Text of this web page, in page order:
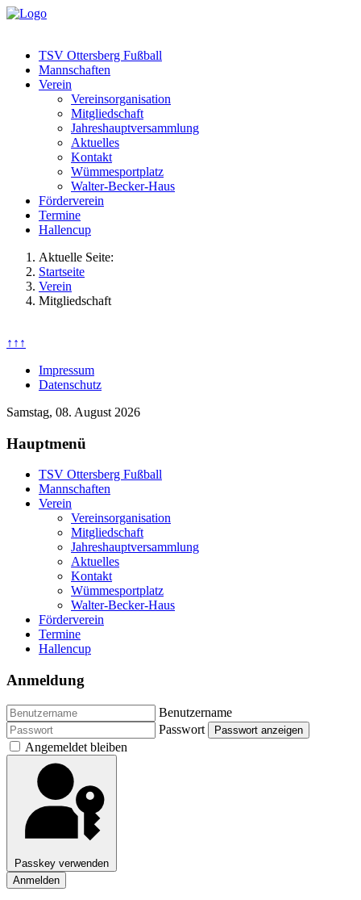
TSV Ottersberg Fußball
Mannschaften
Verein
Vereinsorganisation
Mitgliedschaft
Jahreshauptversammlung
Aktuelles
Kontakt
Wümmesportplatz
Walter-Becker-Haus
Förderverein
Termine
Hallencup
Aktuelle Seite:
Startseite
Verein
Mitgliedschaft
↑↑↑
Impressum
Datenschutz
Samstag, 08. August 2026
Hauptmenü
TSV Ottersberg Fußball
Mannschaften
Verein
Vereinsorganisation
Mitgliedschaft
Jahreshauptversammlung
Aktuelles
Kontakt
Wümmesportplatz
Walter-Becker-Haus
Förderverein
Termine
Hallencup
Anmeldung
Benutzername
Passwort
Passwort anzeigen
Angemeldet bleiben
Passkey verwenden
Anmelden